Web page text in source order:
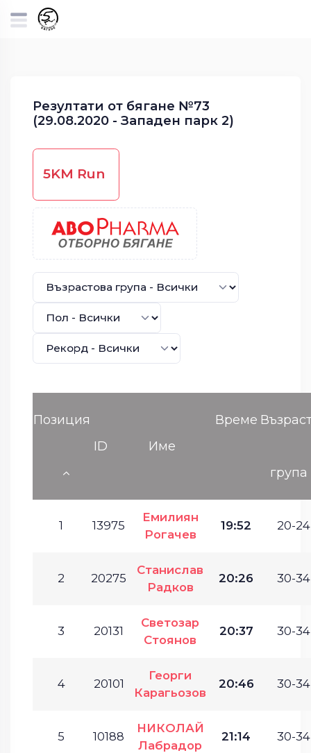
Резултати от бягане №73
(29.08.2020 - Западен парк 2)
5KM Run
Позиция
ID
Име
Време
група
1 13975
Емилиян
Рогачев
19:52 20-
2 20275
Станислав
Радков
20:26 30-
3 20131
Светозар
Стоянов
20:37 30-
4 20101
Георги
Карагьозов
20:46 30-
5 10188
НИКОЛАЙ
Лабрадор
21:14 30-